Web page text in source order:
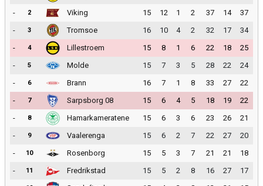
-
2 Viking 15 12 1 2 37 14
37
-
3 Tromsoe 16 10 4 2 32 17
34
-
4 Lillestroem 15 8 1 6 22 18
25
-
5 Molde 15 7 3 5 28 22
24
-
6 Brann 16 7 1 8 33 27
22
-
7 Sarpsborg 08 15 6 4 5 18 19
22
-
8 Hamarkameratene 15 6 3 6 23 26
21
-
9 Vaalerenga 15 6 2 7 22 27
20
-
10 Rosenborg 15 5 3 7 21 21
18
-
11 Fredrikstad 15 5 2 8 16 27
17